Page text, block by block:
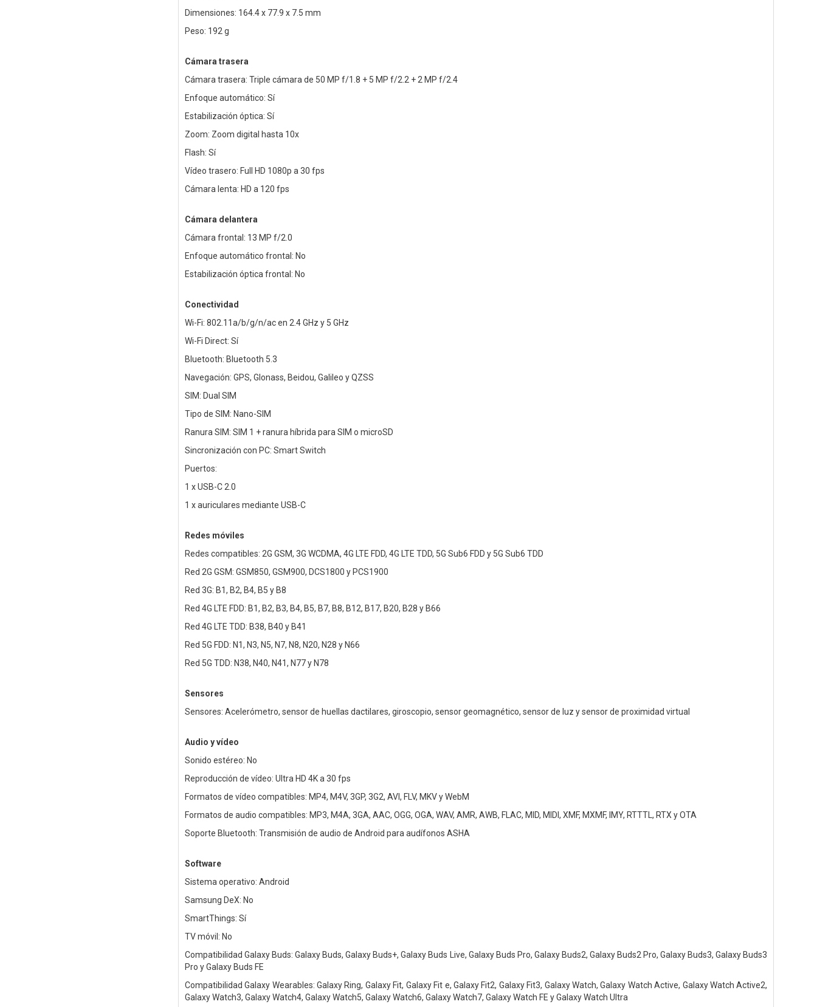
Dimensiones: 164.4 x 77.9 x 7.5 mm
Peso: 192 g
Cámara trasera
Cámara trasera: Triple cámara de 50 MP f/1.8 + 5 MP f/2.2 + 2 MP f/2.4
Enfoque automático: Sí
Estabilización óptica: Sí
Zoom: Zoom digital hasta 10x
Flash: Sí
Vídeo trasero: Full HD 1080p a 30 fps
Cámara lenta: HD a 120 fps
Cámara delantera
Cámara frontal: 13 MP f/2.0
Enfoque automático frontal: No
Estabilización óptica frontal: No
Conectividad
Wi-Fi: 802.11a/b/g/n/ac en 2.4 GHz y 5 GHz
Wi-Fi Direct: Sí
Bluetooth: Bluetooth 5.3
Navegación: GPS, Glonass, Beidou, Galileo y QZSS
SIM: Dual SIM
Tipo de SIM: Nano-SIM
Ranura SIM: SIM 1 + ranura híbrida para SIM o microSD
Sincronización con PC: Smart Switch
Puertos:
1 x USB-C 2.0
1 x auriculares mediante USB-C
Redes móviles
Redes compatibles: 2G GSM, 3G WCDMA, 4G LTE FDD, 4G LTE TDD, 5G Sub6 FDD y 5G Sub6 TDD
Red 2G GSM: GSM850, GSM900, DCS1800 y PCS1900
Red 3G: B1, B2, B4, B5 y B8
Red 4G LTE FDD: B1, B2, B3, B4, B5, B7, B8, B12, B17, B20, B28 y B66
Red 4G LTE TDD: B38, B40 y B41
Red 5G FDD: N1, N3, N5, N7, N8, N20, N28 y N66
Red 5G TDD: N38, N40, N41, N77 y N78
Sensores
Sensores: Acelerómetro, sensor de huellas dactilares, giroscopio, sensor geomagnético, sensor de luz y sensor de proximidad virtual
Audio y vídeo
Sonido estéreo: No
Reproducción de vídeo: Ultra HD 4K a 30 fps
Formatos de vídeo compatibles: MP4, M4V, 3GP, 3G2, AVI, FLV, MKV y WebM
Formatos de audio compatibles: MP3, M4A, 3GA, AAC, OGG, OGA, WAV, AMR, AWB, FLAC, MID, MIDI, XMF, MXMF, IMY, RTTTL, RTX y OTA
Soporte Bluetooth: Transmisión de audio de Android para audífonos ASHA
Software
Sistema operativo: Android
Samsung DeX: No
SmartThings: Sí
TV móvil: No
Compatibilidad Galaxy Buds: Galaxy Buds, Galaxy Buds+, Galaxy Buds Live, Galaxy Buds Pro, Galaxy Buds2, Galaxy Buds2 Pro, Galaxy Buds3, Galaxy Buds3
Pro y Galaxy Buds FE
Compatibilidad Galaxy Wearables: Galaxy Ring, Galaxy Fit, Galaxy Fit e, Galaxy Fit2, Galaxy Fit3, Galaxy Watch, Galaxy Watch Active, Galaxy Watch Active2,
Galaxy Watch3, Galaxy Watch4, Galaxy Watch5, Galaxy Watch6, Galaxy Watch7, Galaxy Watch FE y Galaxy Watch Ultra